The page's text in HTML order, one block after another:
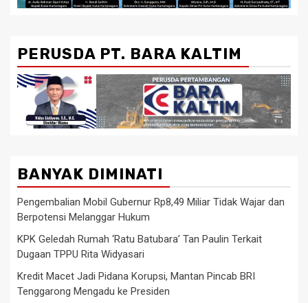
PERUSDA PT. BARA KALTIM
BANYAK DIMINATI
Pengembalian Mobil Gubernur Rp8,49 Miliar Tidak Wajar dan
Berpotensi Melanggar Hukum
KPK Geledah Rumah ‘Ratu Batubara’ Tan Paulin Terkait
Dugaan TPPU Rita Widyasari
Kredit Macet Jadi Pidana Korupsi, Mantan Pincab BRI
Tenggarong Mengadu ke Presiden